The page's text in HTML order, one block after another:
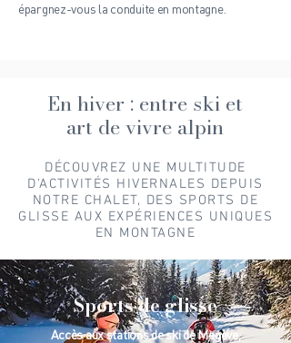
épargnez-vous la conduite en montagne.
En hiver : entre ski et
art de vivre alpin
DÉCOUVREZ UNE MULTITUDE
D'ACTIVITÉS HIVERNALES DEPUIS
NOTRE CHALET, DES SPORTS DE
GLISSE AUX EXPÉRIENCES UNIQUES
EN MONTAGNE
Sports de glisse
Accès aux stations de ski de Megève,